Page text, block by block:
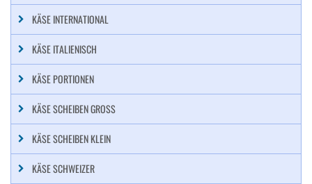
KÄSE INTERNATIONAL
KÄSE ITALIENISCH
KÄSE PORTIONEN
KÄSE SCHEIBEN GROSS
KÄSE SCHEIBEN KLEIN
KÄSE SCHWEIZER